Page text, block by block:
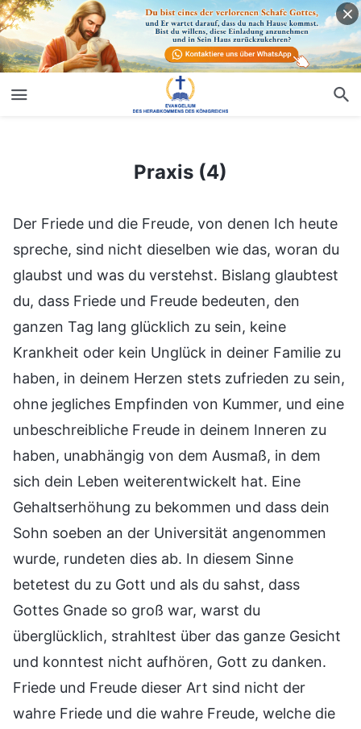
Praxis (4)
Der Friede und die Freude, von denen Ich heute
spreche, sind nicht dieselben wie das, woran du
glaubst und was du verstehst. Bislang glaubtest
du, dass Friede und Freude bedeuten, den
ganzen Tag lang glücklich zu sein, keine
Krankheit oder kein Unglück in deiner Familie zu
haben, in deinem Herzen stets zufrieden zu sein,
ohne jegliches Empfinden von Kummer, und eine
unbeschreibliche Freude in deinem Inneren zu
haben, unabhängig von dem Ausmaß, in dem
sich dein Leben weiterentwickelt hat. Eine
Gehaltserhöhung zu bekommen und dass dein
Sohn soeben an der Universität angenommen
wurde, rundeten dies ab. In diesem Sinne
betetest du zu Gott und als du sahst, dass
Gottes Gnade so groß war, warst du
überglücklich, strahltest über das ganze Gesicht
und konntest nicht aufhören, Gott zu danken.
Friede und Freude dieser Art sind nicht der
wahre Friede und die wahre Freude, welche die